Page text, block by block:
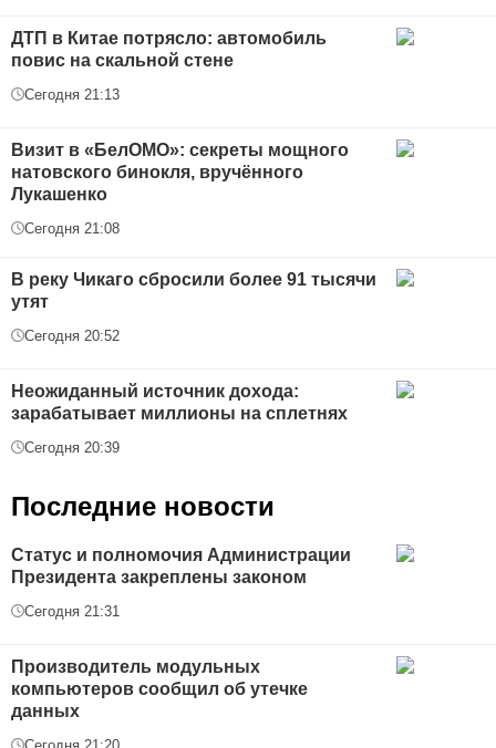
ДТП в Китае потрясло: автомобиль
повис на скальной стене
Сегодня 21:13
Визит в «БелОМО»: секреты мощного
натовского бинокля, вручённого
Лукашенко
Сегодня 21:08
В реку Чикаго сбросили более 91 тысячи
утят
Сегодня 20:52
Неожиданный источник дохода:
зарабатывает миллионы на сплетнях
Сегодня 20:39
Последние новости
Статус и полномочия Администрации
Президента закреплены законом
Сегодня 21:31
Производитель модульных
компьютеров сообщил об утечке
данных